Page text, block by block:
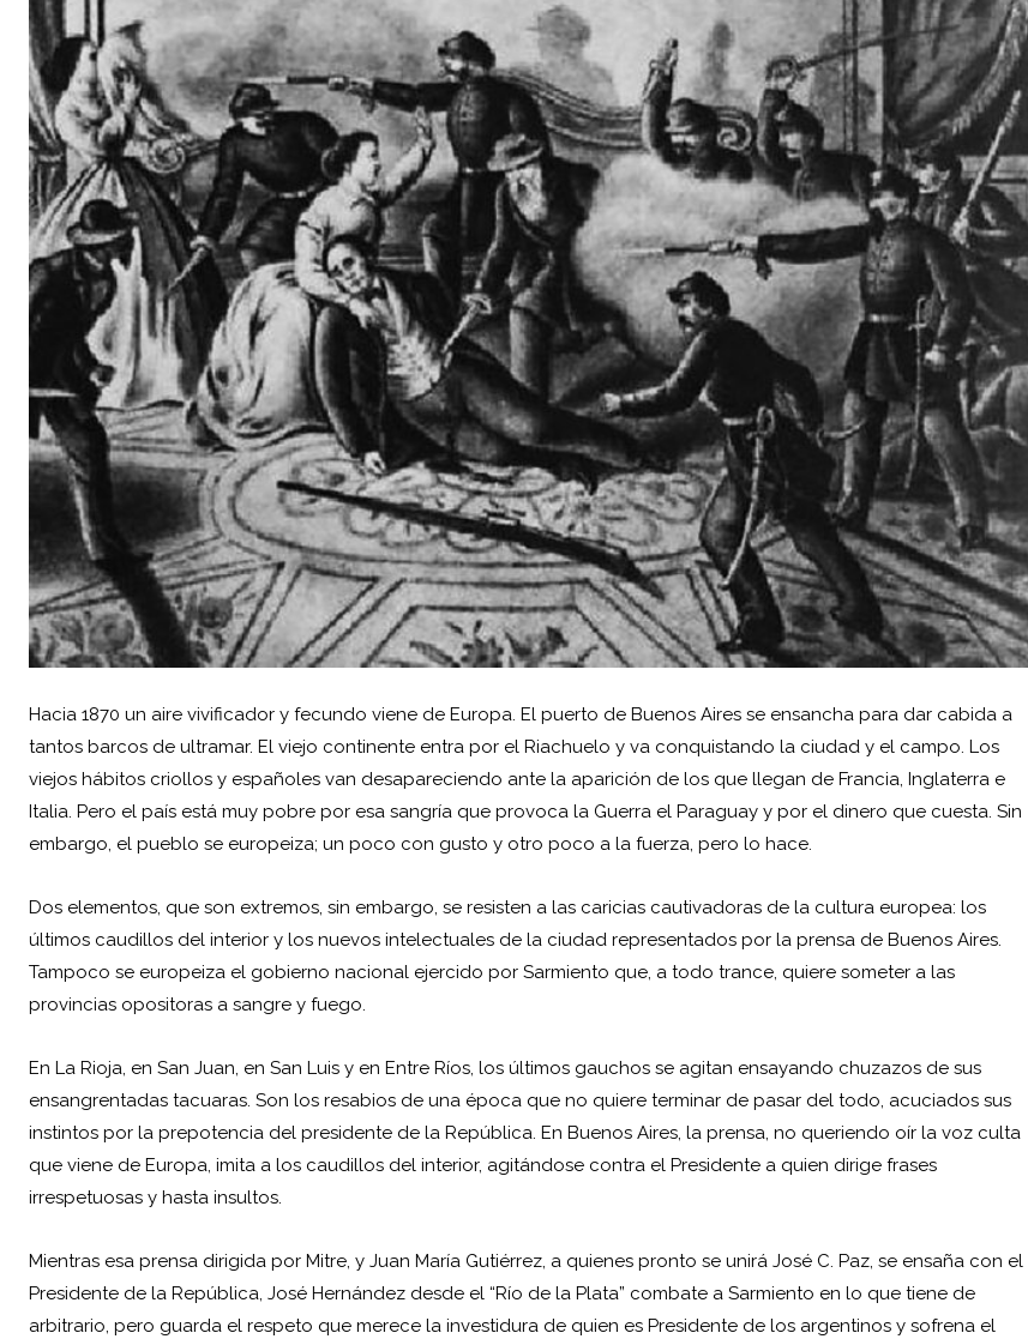
Hacia 1870 un aire vivificador y fecundo viene de Europa. El puerto de Buenos Aires se ensancha para dar cabida a
tantos barcos de ultramar. El viejo continente entra por el Riachuelo y va conquistando la ciudad y el campo. Los
viejos hábitos criollos y españoles van desapareciendo ante la aparición de los que llegan de Francia, Inglaterra e
Italia. Pero el país está muy pobre por esa sangría que provoca la Guerra el Paraguay y por el dinero que cuesta. Sin
embargo, el pueblo se europeiza; un poco con gusto y otro poco a la fuerza, pero lo hace.
Dos elementos, que son extremos, sin embargo, se resisten a las caricias cautivadoras de la cultura europea: los
últimos caudillos del interior y los nuevos intelectuales de la ciudad representados por la prensa de Buenos Aires.
Tampoco se europeiza el gobierno nacional ejercido por Sarmiento que, a todo trance, quiere someter a las
provincias opositoras a sangre y fuego.
En La Rioja, en San Juan, en San Luis y en Entre Ríos, los últimos gauchos se agitan ensayando chuzazos de sus
ensangrentadas tacuaras. Son los resabios de una época que no quiere terminar de pasar del todo, acuciados sus
instintos por la prepotencia del presidente de la República. En Buenos Aires, la prensa, no queriendo oír la voz culta
que viene de Europa, imita a los caudillos del interior, agitándose contra el Presidente a quien dirige frases
irrespetuosas y hasta insultos.
Mientras esa prensa dirigida por Mitre, y Juan María Gutiérrez, a quienes pronto se unirá José C. Paz, se ensaña con el
Presidente de la República, José Hernández desde el “Río de la Plata” combate a Sarmiento en lo que tiene de
arbitrario, pero guarda el respeto que merece la investidura de quien es Presidente de los argentinos y sofrena el